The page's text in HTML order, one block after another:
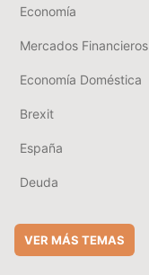
Economía
Mercados Financieros
Economía Doméstica
Brexit
España
Deuda
VER MÁS TEMAS